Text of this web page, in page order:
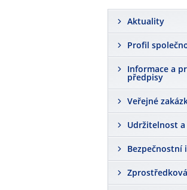
Aktuality
Profil
Informace a
předpisy
Veřejné
Udržitelnost a
Bezpečnostní